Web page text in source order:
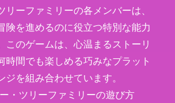
リーファミリーの各メンバーは、
険を進めるのに役立つ特別な能力
このゲームは、心温まるストーリ
時間でも楽しめる巧みなプラット
ジを組み合わせています。
・ツリーファミリーの遊び方